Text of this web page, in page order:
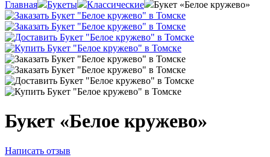
Главная Букеты Классические Букет «Белое кружево»
Букет «Белое кружево»
Написать отзыв